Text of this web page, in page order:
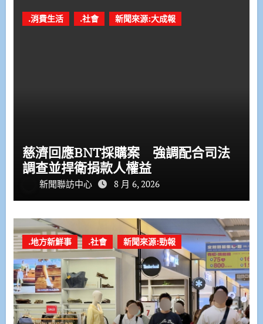
.消費生活 .社會 新聞來源:大成報
慈濟回應BNT採購案 強調配合司法
調查並捍衛捐款人權益
新聞聯訪中心 8 月 6, 2026
.地方新鮮事 .社會 新聞來源:勁報